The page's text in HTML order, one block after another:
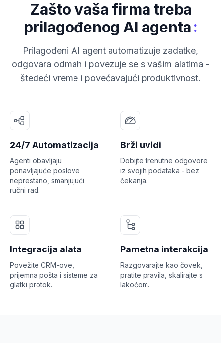
Zašto vaša firma treba
prilagođenog AI agenta:
Prilagođeni AI agent automatizuje zadatke,
odgovara odmah i povezuje se s vašim alatima -
štedeći vreme i povećavajući produktivnost.
24/7 Automatizacija
Agenti obavljaju
ponavljajuće poslove
neprestano, smanjujući
ručni rad.
Brži uvidi
Dobijte trenutne odgovore
iz svojih podataka - bez
čekanja.
Integracija alata
Povežite CRM-ove,
prijemna pošta i sisteme za
glatki protok.
Pametna interakcija
Razgovarajte kao čovek,
pratite pravila, skalirajte s
lakoćom.